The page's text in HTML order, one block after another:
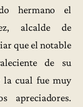
hermano el
alcalde de
que el notable
de su
la cual fue muy
apreciadores.